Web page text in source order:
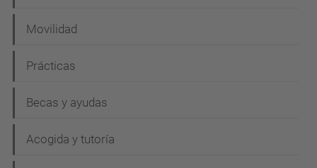
Movilidad
Prácticas
Becas y ayudas
Acogida y tutoría